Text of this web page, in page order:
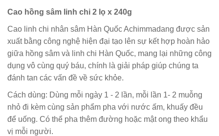
Cao hồng sâm linh chi 2 lọ x 240g
Cao linh chi nhân sâm Hàn Quốc Achimmadang được sản
xuất bằng công nghệ hiện đại tạo lên sự kết hợp hoàn hảo
giữa hồng sâm và linh chi Hàn Quốc, mang lại những công
dụng vô cùng quý báu, chính là giải pháp giúp chúng ta
đánh tan các vấn đề về sức khỏe.
Cách dùng: Dùng mỗi ngày 1 - 2 lần, mỗi lần 1- 2 muỗng
nhỏ đi kèm cùng sản phẩm pha với nước ấm, khuấy đều
để uống. Có thể pha thêm đường hoặc mật ong theo khẩu
vị mỗi người.